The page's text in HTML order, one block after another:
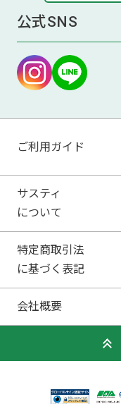
公式SNS
ご利用ガイド
サスティ
について
特定商取引法
に基づく表記
会社概要